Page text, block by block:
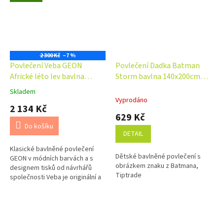
2 300 Kč –7 %
Povlečení Veba GEON
Africké léto lev bavlna
140x200 70x90cm
Průměrné
produktu
4,0
5
hvězdiček.
Skladem
2 134 Kč
Do košíku
Klasické bavlněné povlečení
GEON v módních barvách a s
designem tisků od návrhářů
společnosti Veba je originální a
Povlečení Dadka Batman
Storm bavlna 140x200cm
Vyprodáno
629 Kč
DETAIL
Dětské bavlněné povlečení s
obrázkem znaku z Batmana,
Tiptrade